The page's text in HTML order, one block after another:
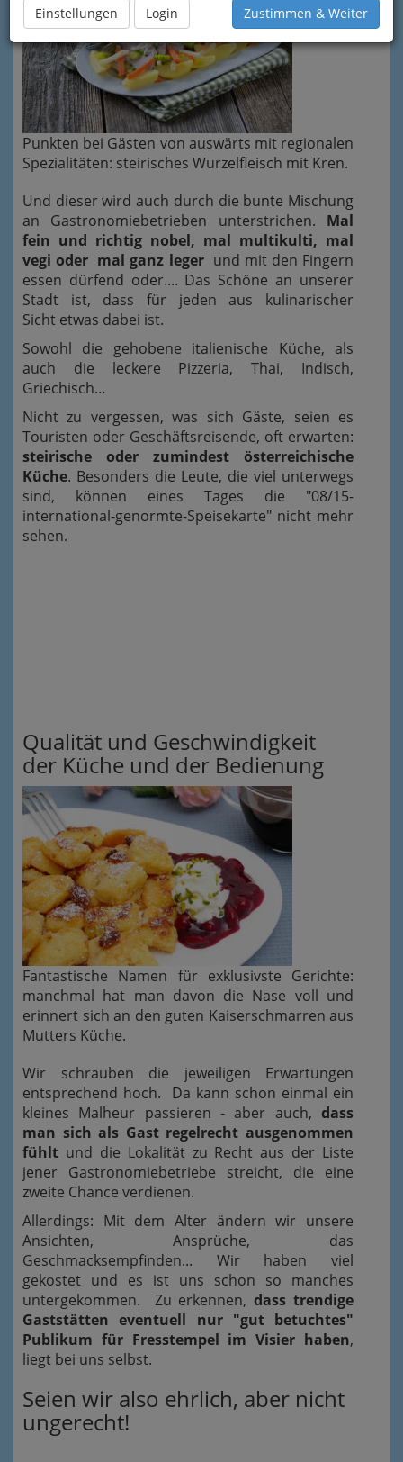
Einstellungen Login Zustimmen & Weiter
Punkten bei Gästen von auswärts mit regionalen
Spezialitäten: steirisches Wurzelfleisch mit Kren.
Und dieser wird auch durch die bunte Mischung
an Gastronomiebetrieben unterstrichen. Mal
fein und richtig nobel, mal multikulti, mal
vegi oder mal ganz legerund mit den Fingern
essen dürfend oder.... Das Schöne an unserer
Stadt ist, dass für jeden aus kulinarischer
Sicht etwas dabei ist.
Sowohl die gehobene italienische Küche, als
auch die leckere Pizzeria, Thai, Indisch,
Griechisch…
Nicht zu vergessen, was sich Gäste, seien es
Touristen oder Geschäftsreisende, oft erwarten:
steirische oder zumindest österreichische
Küche. Besonders die Leute, die viel unterwegs
sind, können eines Tages die "08/15-
international-genormte-Speisekarte" nicht mehr
sehen.
Qualität und Geschwindigkeit
der Küche und der Bedienung
Fantastische Namen für exklusivste Gerichte:
manchmal hat man davon die Nase voll und
erinnert sich an den guten Kaiserschmarren aus
Mutters Küche.
Wir schrauben die jeweiligen Erwartungen
entsprechend hoch. Da kann schon einmal ein
kleines Malheur passieren - aber auch, dass
man sich als Gast regelrecht ausgenommen
fühlt und die Lokalität zu Recht aus der Liste
jener Gastronomiebetriebe streicht, die eine
zweite Chance verdienen.
Allerdings: Mit dem Alter ändern wir unsere
Ansichten, Ansprüche, das
Geschmacksempfinden... Wir haben viel
gekostet und es ist uns schon so manches
untergekommen. Zu erkennen,dass trendige
Gaststätten eventuell nur "gut betuchtes"
Publikum für Fresstempel im Visier haben,
liegt bei uns selbst.
Seien wir also ehrlich, aber nicht
ungerecht!